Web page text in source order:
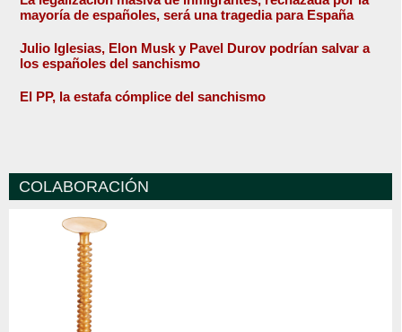
mayoría de españoles, será una tragedia para España
Julio Iglesias, Elon Musk y Pavel Durov podrían salvar a
los españoles del sanchismo
El PP, la estafa cómplice del sanchismo
COLABORACIÓN